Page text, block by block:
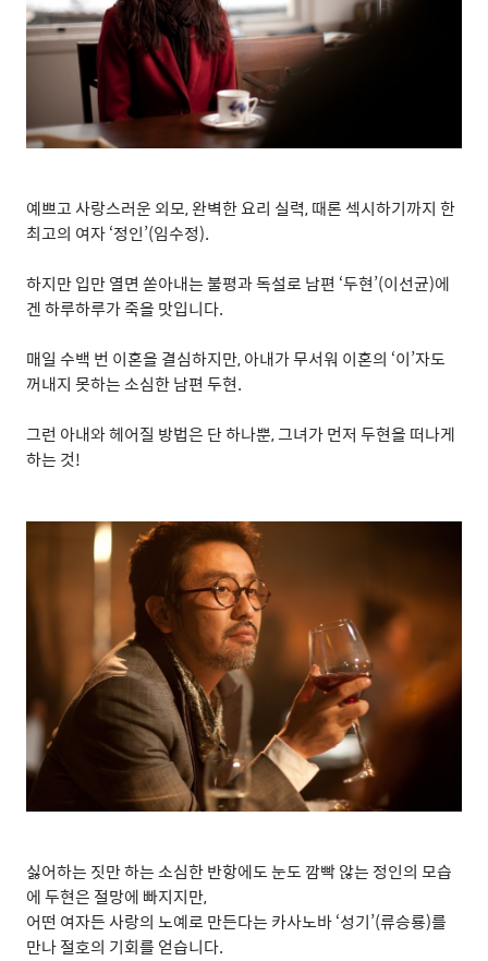
예쁘고 사랑스러운 외모,완벽한 요리 실력,때론 섹시하기까지 한
최고의 여자‘정인’(임수정).
하지만 입만 열면 쏟아내는 불평과 독설로 남편 ‘두현’(이선균)에
겐 하루하루가 죽을 맛입니다.
매일 수백 번 이혼을 결심하지만,아내가 무서워 이혼의 ‘이’자도
꺼내지 못하는 소심한 남편 두현.
그런 아내와 헤어질 방법은 단 하나뿐,그녀가 먼저 두현을 떠나게
하는 것!
싫어하는 짓만 하는 소심한 반항에도 눈도 깜빡 않는 정인의 모습
에 두현은 절망에 빠지지만,
어떤 여자든 사랑의 노예로 만든다는 카사노바‘성기’(류승룡)를
만나 절호의 기회를 얻습니다.